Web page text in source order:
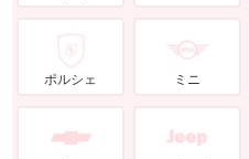
ポルシェ ミニ